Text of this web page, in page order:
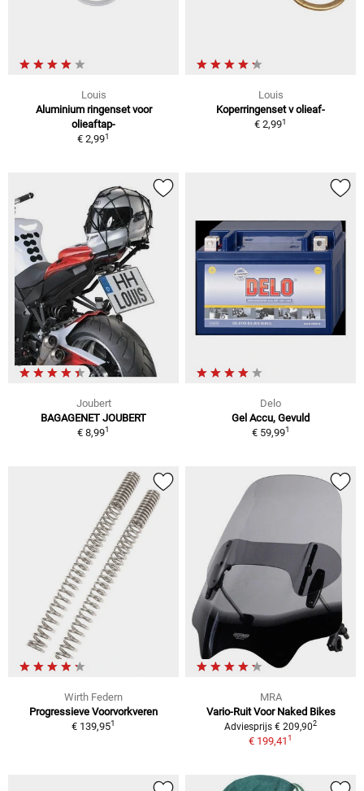
Louis
Aluminium ringenset voor
olieaftap-
€ 2,991
Louis
Koperringenset v olieaf-
€ 2,991
Joubert
BAGAGENET JOUBERT
€ 8,991
Delo
Gel Accu, Gevuld
€ 59,991
Wirth Federn
Progressieve Voorvorkveren
€ 139,951
MRA
Vario-Ruit Voor Naked Bikes
Adviesprijs € 209,902
€ 199,411